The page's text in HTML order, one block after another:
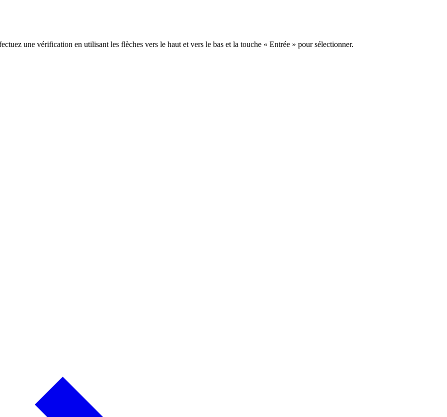
une vérification en utilisant les flèches vers le haut et vers le bas et la touche « Entrée » pour sélectionner.